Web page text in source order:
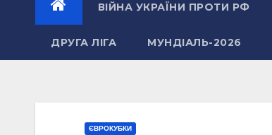
ВІЙНА УКРАЇНИ ПРОТИ РФ
ДРУГА ЛІГА МУНДІАЛЬ-2026
ЄВРОКУБКИ